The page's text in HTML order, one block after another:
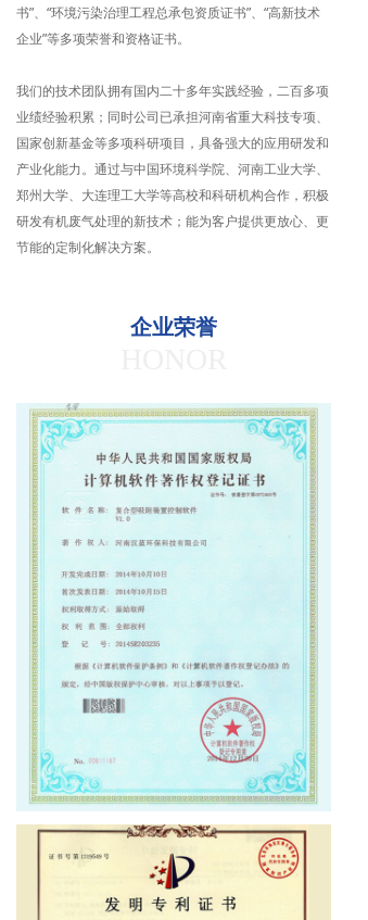
书”、“环境污染治理工程总承包资质证书”、“高新技术
企业”等多项荣誉和资格证书。
我们的技术团队拥有国内二十多年实践经验，二百多项
业绩经验积累；同时公司已承担河南省重大科技专项、
国家创新基金等多项科研项目，具备强大的应用研发和
产业化能力。通过与中国环境科学院、河南工业大学、
郑州大学、大连理工大学等高校和科研机构合作，积极
研发有机废气处理的新技术；能为客户提供更放心、更
节能的定制化解决方案。
企业荣誉